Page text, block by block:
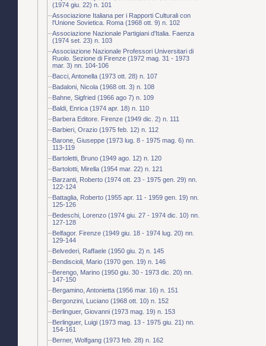
(1974 giu. 22) n. 101
Associazione Italiana per i Rapporti Culturali con
l'Unione Sovietica. Roma (1968 ott. 9) n. 102
Associazione Nazionale Partigiani d'Italia. Faenza
(1974 set. 23) n. 103
Associazione Nazionale Professori Universitari di
Ruolo. Sezione di Firenze (1972 mag. 31 - 1973
mar. 3) nn. 104-106
Bacci, Antonella (1973 ott. 28) n. 107
Badaloni, Nicola (1968 ott. 3) n. 108
Bahne, Sigfried (1966 ago 7) n. 109
Baldi, Enrica (1974 apr. 18) n. 110
Barbera Editore. Firenze (1949 dic. 2) n. 111
Barbieri, Orazio (1975 feb. 12) n. 112
Barone, Giuseppe (1973 lug. 8 - 1975 mag. 6) nn.
113-119
Bartoletti, Bruno (1949 ago. 12) n. 120
Bartolotti, Mirella (1954 mar. 22) n. 121
Barzanti, Roberto (1974 ott. 23 - 1975 gen. 29) nn.
122-124
Battaglia, Roberto (1955 apr. 11 - 1959 gen. 19) nn.
125-126
Bedeschi, Lorenzo (1974 giu. 27 - 1974 dic. 10) nn.
127-128
Belfagor. Firenze (1949 giu. 18 - 1974 lug. 20) nn.
129-144
Belvederi, Raffaele (1950 giu. 2) n. 145
Bendiscioli, Mario (1970 gen. 19) n. 146
Berengo, Marino (1950 giu. 30 - 1973 dic. 20) nn.
147-150
Bergamino, Antonietta (1956 mar. 16) n. 151
Bergonzini, Luciano (1968 ott. 10) n. 152
Berlinguer, Giovanni (1973 mag. 19) n. 153
Berlinguer, Luigi (1973 mag. 13 - 1975 giu. 21) nn.
154-161
Berner, Wolfgang (1973 feb. 28) n. 162